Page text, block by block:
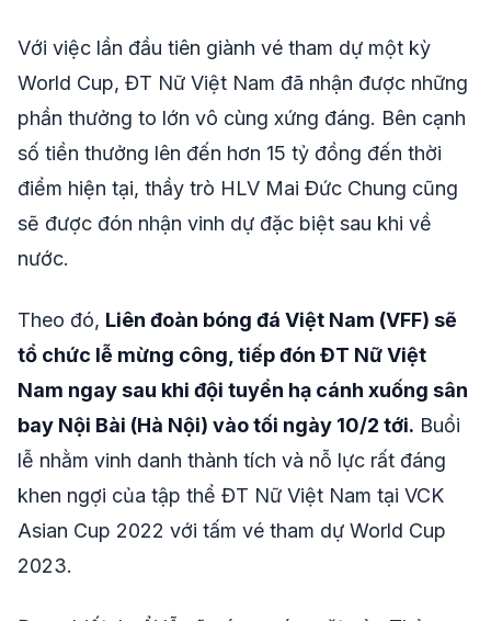
Với việc lần đầu tiên giành vé tham dự một kỳ
World Cup, ĐT Nữ Việt Nam đã nhận được những
phần thưởng to lớn vô cùng xứng đáng. Bên cạnh
số tiền thưởng lên đến hơn 15 tỷ đồng đến thời
điểm hiện tại, thầy trò HLV Mai Đức Chung cũng
sẽ được đón nhận vinh dự đặc biệt sau khi về
nước.
Theo đó, Liên đoàn bóng đá Việt Nam (VFF) sẽ
tổ chức lễ mừng công, tiếp đón ĐT Nữ Việt
Nam ngay sau khi đội tuyển hạ cánh xuống sân
bay Nội Bài (Hà Nội) vào tối ngày 10/2 tới. Buổi
lễ nhằm vinh danh thành tích và nỗ lực rất đáng
khen ngợi của tập thể ĐT Nữ Việt Nam tại VCK
Asian Cup 2022 với tấm vé tham dự World Cup
2023.